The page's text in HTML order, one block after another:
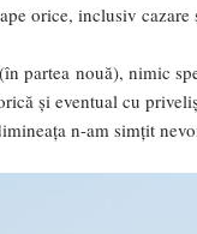
orice, inclusiv cazare
partea nouă), nimic
și eventual cu
n-am simțit